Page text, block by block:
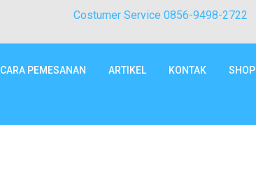
Costumer Service 0856-9498-2722
CARA PEMESANAN ARTIKEL KONTAK SHOP